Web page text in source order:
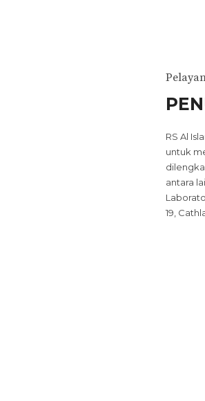
RS Al
untuk
antara
19,